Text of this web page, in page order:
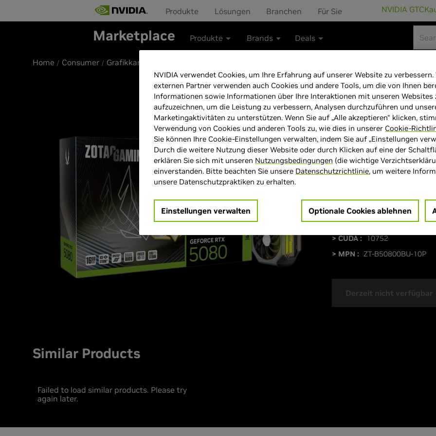
Produkte Lösungen Branchen Für Sie NVIDIA GTC
Marketplace Produkte Brands Deals
Home Consumer Grafikkarten
GeForce RTX
Ultra
> Speichergröße : 16 GB
> Boost-Taktgeschwindigkeit
> CUDA :
10752
> MPN : ZT-B50800BU-10P
Derzeit nicht verfügbar
Similar Products
Failed to load similar products. Please try
again later.
NVIDIA verwendet Cookies, um Ihre Erfahrung auf unserer Website zu
externen Partner verwenden auch Cookies und andere Tools, um die von Ihnen
Informationen sowie Informationen über Ihre Interaktionen mit unseren Websites
aufzuzeichnen, um die Leistung zu verbessern, Analysen durchzuführen und
Marketingaktivitäten zu unterstützen. Wenn Sie auf „Alle akzeptieren“ klicken,
Verwendung von Cookies und anderen Tools zu, wie dies in unserer Cookie-
Sie können Ihre Cookie-Einstellungen verwalten, indem Sie auf „Einstellungen
Durch die weitere Nutzung dieser Website oder durch Klicken auf eine der
erklären Sie sich mit unseren Nutzungsbedingungen (die wichtige
einverstanden. Bitte beachten Sie unsere Datenschutzrichtlinie, um weitere
unsere Datenschutzpraktiken zu erhalten.
Einstellungen verwalten Optionale Cookies ablehnen